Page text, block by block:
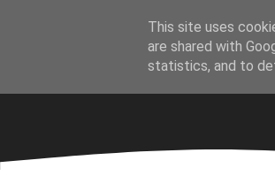
·
This site uses
are shared with
statistics, and to